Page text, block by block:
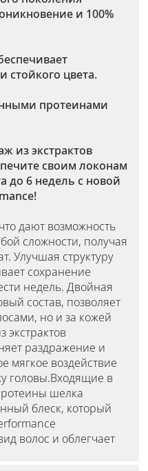
и 100%
стойкого цвета.
протеинами
из экстрактов
своим локонам
до 6 недель с новой
дают возможность
сложности, получая
Улучшая структуру
сохранение
недель. Двойная
состав, позволяет
но и за кожей
экстрактов
раздражение и
мягкое воздействие
головы.Входящие в
шелка
блеск, который
волос и облегчает